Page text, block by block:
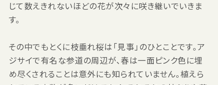
じて数えきれないほどの花が次々に咲き継いでいきま
す。
その中でもとくに枝垂れ桜は「見事」のひとことです。ア
ジサイで有名な参道の周辺が、春は一面ピンク色に埋
め尽くされることは意外にも知られていません。植えら